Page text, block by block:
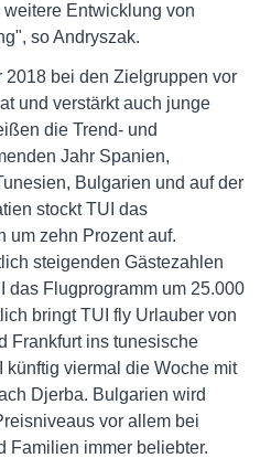
Entwicklung von
so Andryszak.
2018 bei den Zielgruppen vor
und verstärkt auch junge
die Trend- und
Jahr Spanien,
Bulgarien und auf der
stockt TUI das
um zehn Prozent auf.
steigenden Gästezahlen
das Flugprogramm um 25.000
bringt TUI fly Urlauber von
Frankfurt ins tunesische
künftig viermal die Woche mit
Djerba. Bulgarien wird
vor allem bei
Familien immer beliebter.